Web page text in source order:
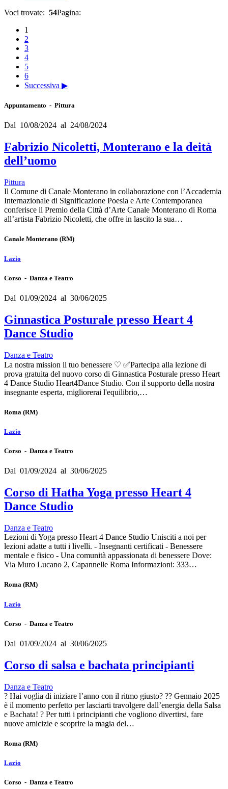
Voci trovate: 54Pagina:
1
2
3
4
5
6
Successiva ▶
Appuntamento - Pittura
Dal 10/08/2024 al 24/08/2024
Fabrizio Nicoletti, Monterano e la deità
dell’uomo
Pittura
Il Comune di Canale Monterano in collaborazione con l’Accademia
Internazionale di Significazione Poesia e Arte Contemporanea
conferisce il Premio della Città d’Arte Canale Monterano di Roma
all’artista Fabrizio Nicoletti, che offre in lascito la sua…
Canale Monterano (RM)
Lazio
Corso - Danza e Teatro
Dal 01/09/2024 al 30/06/2025
Ginnastica Posturale presso Heart 4
Dance Studio
Danza e Teatro
La nostra mission il tuo benessere ♡ ✅️Partecipa alla lezione di
prova gratuita del nuovo corso di Ginnastica Posturale presso Heart
4 Dance Studio Heart4Dance Studio. Con il supporto della nostra
insegnante esperta, migliorerai l'equilibrio,…
Roma (RM)
Lazio
Corso - Danza e Teatro
Dal 01/09/2024 al 30/06/2025
Corso di Hatha Yoga presso Heart 4
Dance Studio
Danza e Teatro
Lezioni di Yoga presso Heart 4 Dance Studio Unisciti a noi per
lezioni adatte a tutti i livelli. - Insegnanti certificati - Benessere
mentale e fisico - Una comunità appassionata di benessere Dove:
Via Muro Lucano 2, Capannelle Roma Informazioni: 333…
Roma (RM)
Lazio
Corso - Danza e Teatro
Dal 01/09/2024 al 30/06/2025
Corso di salsa e bachata principianti
Danza e Teatro
? Hai voglia di iniziare l’anno con il ritmo giusto? ?? Gennaio 2025
è il momento perfetto per lasciarti travolgere dall’energia della Salsa
e Bachata! ? Per tutti i principianti che vogliono divertirsi, fare
nuove amicizie e scoprire la magia del…
Roma (RM)
Lazio
Corso - Danza e Teatro